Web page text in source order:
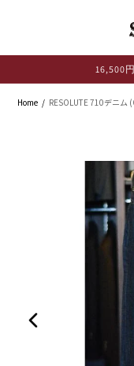
16,500
Home RESOLUTE 710デニム